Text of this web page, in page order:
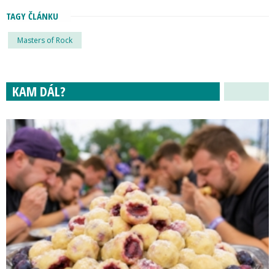
TAGY ČLÁNKU
Masters of Rock
KAM DÁL?